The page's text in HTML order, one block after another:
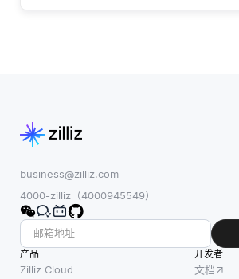
business@zilliz.com
4000-zilliz（4000945549）
产品
Zilliz Cloud
开发者
文档